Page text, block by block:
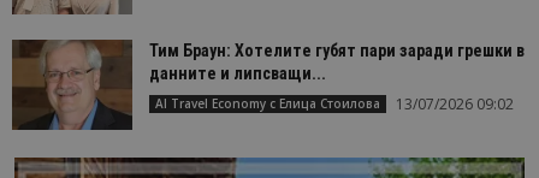
Тим Браун: Хотелите губят пари заради грешки в
данните и липсващи...
AI Travel Economy с Елица Стоилова 13/07/2026 09:02